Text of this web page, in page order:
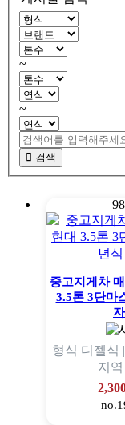
~
~
검색
중고지게차
3.5톤 3단마
형식 디젤식 |
지역